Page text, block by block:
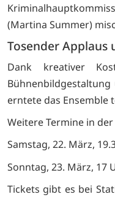
(Martina Summer)
Tosender Applaus
Dank kreativer
erntete das Ensemble
Weitere Termine in
Samstag, 22. März,
Sonntag, 23. März, 17
Tickets gibt es bei